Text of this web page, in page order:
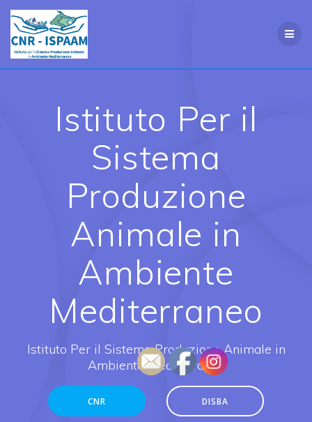
Istituto Per il
Sistema
Produzione
Animale in
Ambiente
Mediterraneo
Istituto Per il Sistema Produzione Animale in
Ambiente Mediterraneo
CNR DISBA